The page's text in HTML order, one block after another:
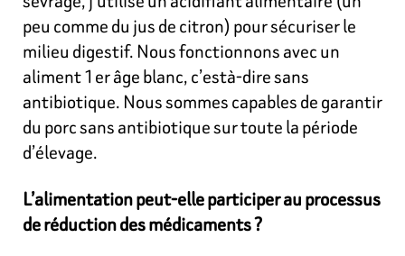
peu comme du jus de citron) pour sécuriser le
milieu digestif. Nous fonctionnons avec un
aliment 1er âge blanc, c’està-dire sans
antibiotique. Nous sommes capables de garantir
du porc sans antibiotique sur toute la période
d’élevage.
L’alimentation peut-elle participer au processus
de réduction des médicaments ?